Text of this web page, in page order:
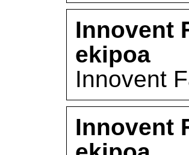
Innovent
ekipoa
Innovent
Innovent